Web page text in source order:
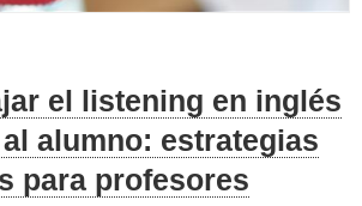
el listening en inglés
alumno: estrategias
para profesores